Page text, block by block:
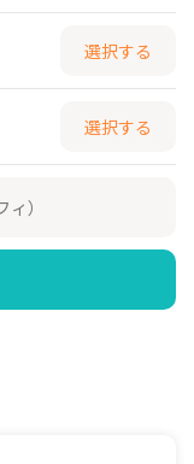
選択する
選択する